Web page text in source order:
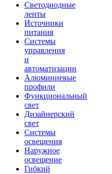
Светодиодные
ленты
Источники
питания
Системы
управления
и
автоматизации
Алюминиевые
профили
Функциональный
свет
Дизайнерский
свет
Системы
освещения
Наружное
освещение
Гибкий